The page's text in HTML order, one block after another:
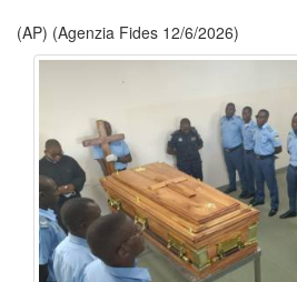
(AP) (Agenzia Fides 12/6/2026)